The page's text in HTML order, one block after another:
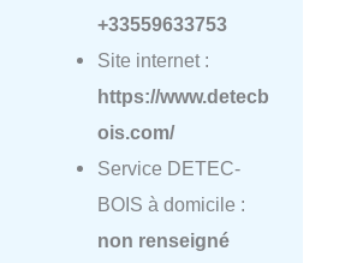
+33559633753
Site internet :
https://www.detecb
ois.com/
Service DETEC-
BOIS à domicile :
non renseigné